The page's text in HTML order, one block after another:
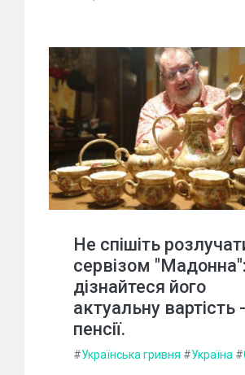
Не спішіть
сервізом "Мадонна":
дізнайтеся його
актуальну вартість
пенсії.
#Українська гривня #Україна #